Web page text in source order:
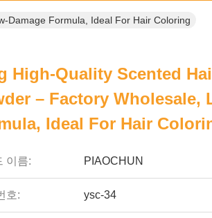
Damage Formula, Ideal For Hair Coloring
High-Quality Scented
– Factory Wholesale,
Ideal For Hair
이름: PIAOCHUN
호: ysc-34